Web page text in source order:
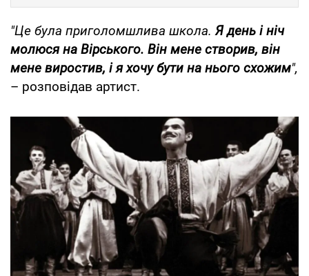
"Це була приголомшлива школа.Я день і ніч
молюся на Вірського. Він мене створив, він
мене виростив, і я хочу бути на нього схожим",
– розповідав артист.